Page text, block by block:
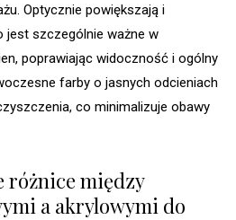
Optycznie powiększają i
jest szczególnie ważne w
poprawiając widoczność i ogólny
farby o jasnych odcieniach
co minimalizuje obawy
różnice między
a akrylowymi do